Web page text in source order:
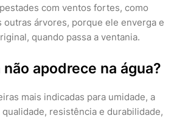
com ventos fortes, como
outras árvores, porque ele enverga e
quando passa a ventania.
apodrece na água?
mais indicadas para umidade, a
resistência e durabilidade,